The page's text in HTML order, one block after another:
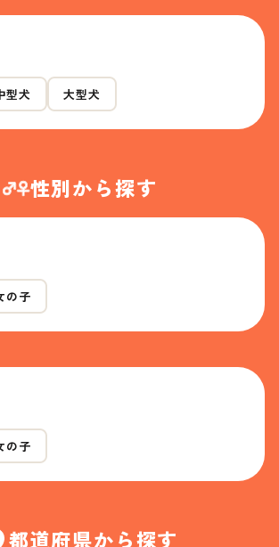
型犬 大型犬
性別から探す
の子
の子
都道府県から探す